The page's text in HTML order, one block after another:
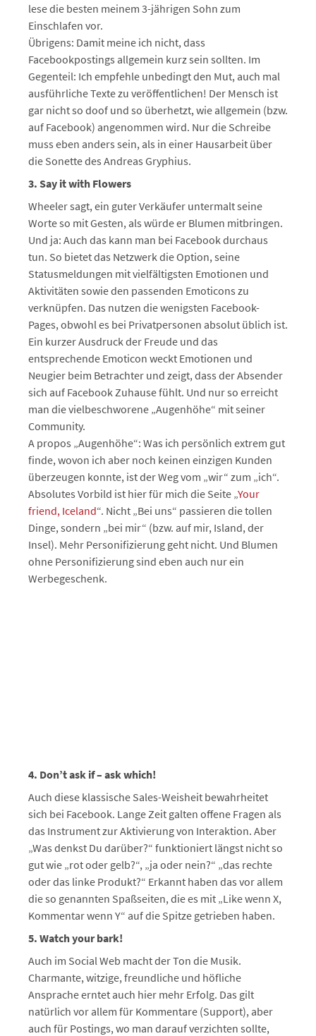
lese die besten meinem 3-jährigen Sohn zum
Einschlafen vor.
Übrigens: Damit meine ich nicht, dass
Facebookpostings allgemein kurz sein sollten. Im
Gegenteil: Ich empfehle unbedingt den Mut, auch mal
ausführliche Texte zu veröffentlichen! Der Mensch ist
gar nicht so doof und so überhetzt, wie allgemein (bzw.
auf Facebook) angenommen wird. Nur die Schreibe
muss eben anders sein, als in einer Hausarbeit über
die Sonette des Andreas Gryphius.
3. Say it with Flowers
Wheeler sagt, ein guter Verkäufer untermalt seine
Worte so mit Gesten, als würde er Blumen mitbringen.
Und ja: Auch das kann man bei Facebook durchaus
tun. So bietet das Netzwerk die Option, seine
Statusmeldungen mit vielfältigsten Emotionen und
Aktivitäten sowie den passenden Emoticons zu
verknüpfen. Das nutzen die wenigsten Facebook-
Pages, obwohl es bei Privatpersonen absolut üblich ist.
Ein kurzer Ausdruck der Freude und das
entsprechende Emoticon weckt Emotionen und
Neugier beim Betrachter und zeigt, dass der Absender
sich auf Facebook Zuhause fühlt. Und nur so erreicht
man die vielbeschworene „Augenhöhe“ mit seiner
Community.
A propos „Augenhöhe“: Was ich persönlich extrem gut
finde, wovon ich aber noch keinen einzigen Kunden
überzeugen konnte, ist der Weg vom „wir“ zum „ich“.
Absolutes Vorbild ist hier für mich die Seite „Your
friend, Iceland“. Nicht „Bei uns“ passieren die tollen
Dinge, sondern „bei mir“ (bzw. auf mir, Island, der
Insel). Mehr Personifizierung geht nicht. Und Blumen
ohne Personifizierung sind eben auch nur ein
Werbegeschenk.
4. Don’t ask if – ask which!
Auch diese klassische Sales-Weisheit bewahrheitet
sich bei Facebook. Lange Zeit galten offene Fragen als
das Instrument zur Aktivierung von Interaktion. Aber
„Was denkst Du darüber?“ funktioniert längst nicht so
gut wie „rot oder gelb?“, „ja oder nein?“ „das rechte
oder das linke Produkt?“ Erkannt haben das vor allem
die so genannten Spaßseiten, die es mit „Like wenn X,
Kommentar wenn Y“ auf die Spitze getrieben haben.
5. Watch your bark!
Auch im Social Web macht der Ton die Musik.
Charmante, witzige, freundliche und höfliche
Ansprache erntet auch hier mehr Erfolg. Das gilt
natürlich vor allem für Kommentare (Support), aber
auch für Postings, wo man darauf verzichten sollte,